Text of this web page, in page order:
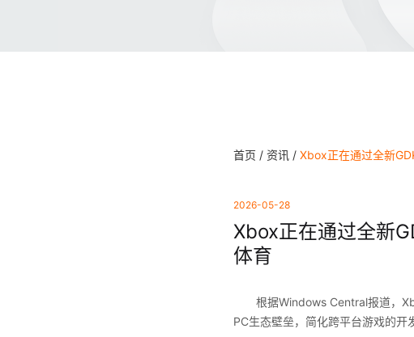
首页 / 资讯 / Xbox正在通过全新
2026-05-28
Xbox正在通过全新
体育
根据Windows Central报道，
PC生态壁垒，简化跨平台游戏的开